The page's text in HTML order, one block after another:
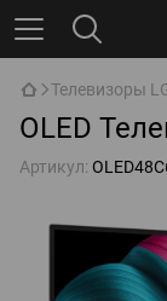
Телевизоры
OLED
Артикул: